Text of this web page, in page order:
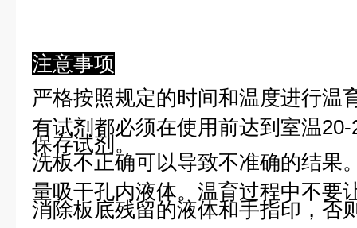
注意事项
严格按照规定的时间和温度进行温
有试剂都必须在使用前达到室温
保存试剂。
洗板不正确可以导致不准确的结果
量吸干孔内液体。温育过程中不要
消除板底残留的液体和手指印，否